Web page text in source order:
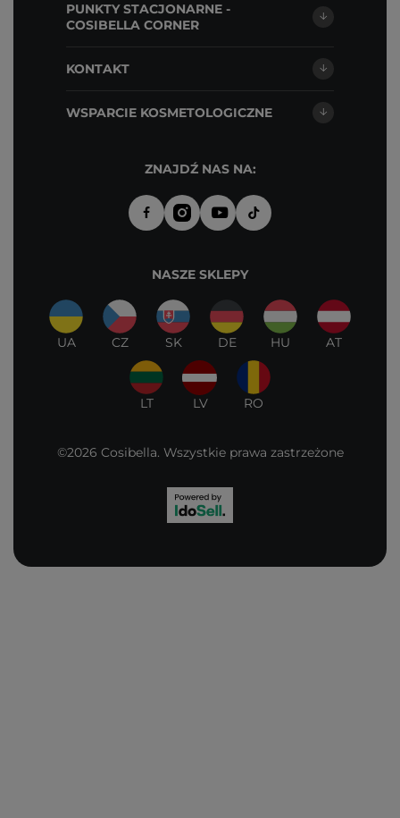
PUNKTY STACJONARNE -
COSIBELLA CORNER
KONTAKT
WSPARCIE KOSMETOLOGICZNE
ZNAJDŹ NAS NA:
NASZE SKLEPY
UA CZ SK DE HU AT
LT LV RO
©2026 Cosibella. Wszystkie prawa zastrzeżone